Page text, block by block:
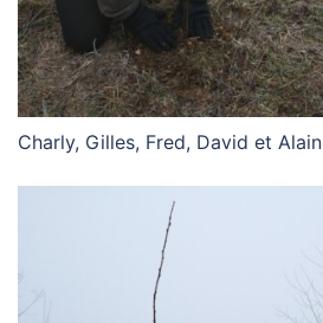
Charly, Gilles, Fred, David et Alain